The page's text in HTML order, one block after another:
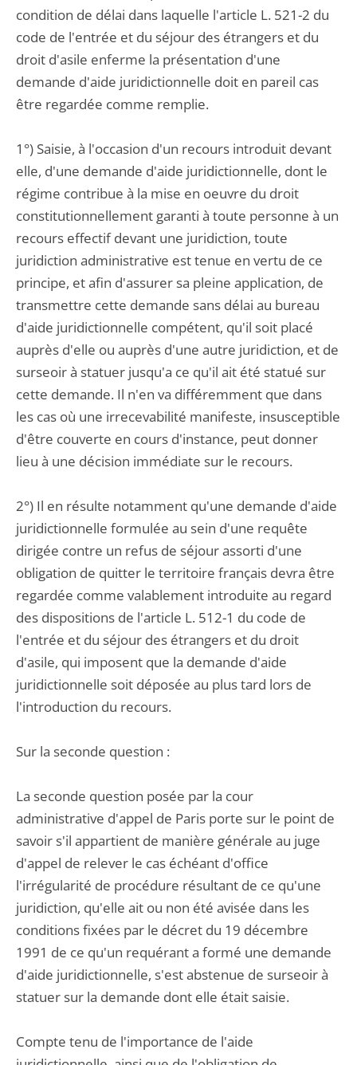
condition de délai dans laquelle l'article L. 521-2 du
code de l'entrée et du séjour des étrangers et du
droit d'asile enferme la présentation d'une
demande d'aide juridictionnelle doit en pareil cas
être regardée comme remplie.
1°) Saisie, à l'occasion d'un recours introduit devant
elle, d'une demande d'aide juridictionnelle, dont le
régime contribue à la mise en oeuvre du droit
constitutionnellement garanti à toute personne à un
recours effectif devant une juridiction, toute
juridiction administrative est tenue en vertu de ce
principe, et afin d'assurer sa pleine application, de
transmettre cette demande sans délai au bureau
d'aide juridictionnelle compétent, qu'il soit placé
auprès d'elle ou auprès d'une autre juridiction, et de
surseoir à statuer jusqu'a ce qu'il ait été statué sur
cette demande. Il n'en va différemment que dans
les cas où une irrecevabilité manifeste, insusceptible
d'être couverte en cours d'instance, peut donner
lieu à une décision immédiate sur le recours.
2°) Il en résulte notamment qu'une demande d'aide
juridictionnelle formulée au sein d'une requête
dirigée contre un refus de séjour assorti d'une
obligation de quitter le territoire français devra être
regardée comme valablement introduite au regard
des dispositions de l'article L. 512-1 du code de
l'entrée et du séjour des étrangers et du droit
d'asile, qui imposent que la demande d'aide
juridictionnelle soit déposée au plus tard lors de
l'introduction du recours.
Sur la seconde question :
La seconde question posée par la cour
administrative d'appel de Paris porte sur le point de
savoir s'il appartient de manière générale au juge
d'appel de relever le cas échéant d'office
l'irrégularité de procédure résultant de ce qu'une
juridiction, qu'elle ait ou non été avisée dans les
conditions fixées par le décret du 19 décembre
1991 de ce qu'un requérant a formé une demande
d'aide juridictionnelle, s'est abstenue de surseoir à
statuer sur la demande dont elle était saisie.
Compte tenu de l'importance de l'aide